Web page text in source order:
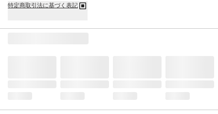
特定商取引法に基づく表記